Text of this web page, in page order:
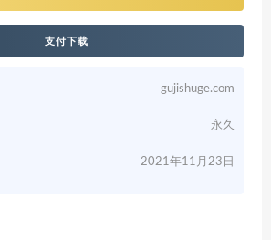
支付下载
gujishuge.com
永久
2021年11月23日